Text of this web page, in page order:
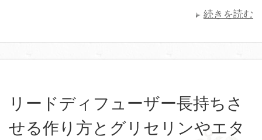
続きを読む
リードディフューザー長持ちさ
せる作り方とグリセリンやエタ